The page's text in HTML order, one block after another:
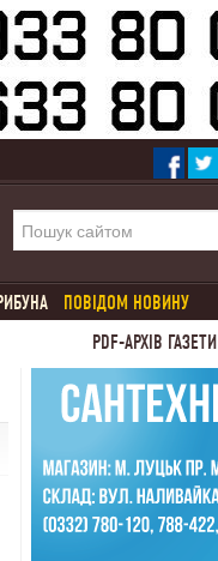
ПОВІДОМ НОВИНУ
PDF-АРХІВ ГАЗЕТИ